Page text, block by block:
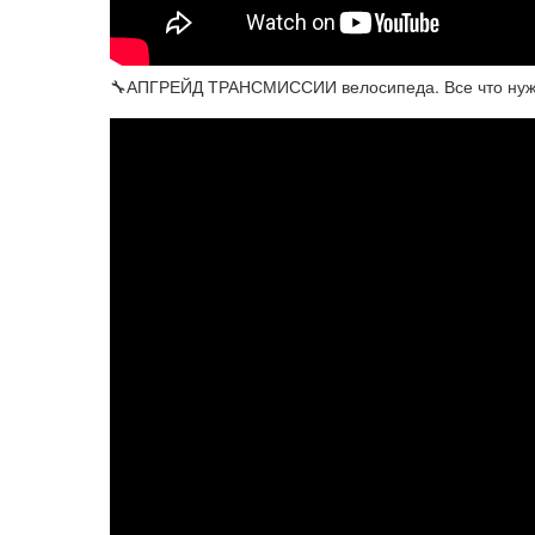
🔧АПГРЕЙД ТРАНСМИССИИ велосипеда. Все что